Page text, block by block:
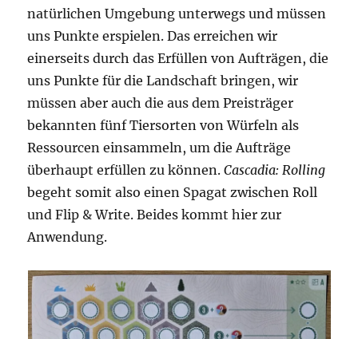
natürlichen Umgebung unterwegs und müssen
uns Punkte erspielen. Das erreichen wir
einerseits durch das Erfüllen von Aufträgen, die
uns Punkte für die Landschaft bringen, wir
müssen aber auch die aus dem Preisträger
bekannten fünf Tiersorten von Würfeln als
Ressourcen einsammeln, um die Aufträge
überhaupt erfüllen zu können.Cascadia: Rolling
begeht somit also einen Spagat zwischen Roll
und Flip & Write. Beides kommt hier zur
Anwendung.